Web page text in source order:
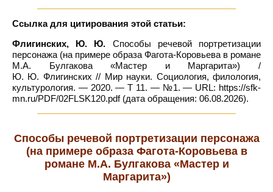
Ссылка для цитирования этой статьи:
Флигинских, Ю. Ю. Способы речевой портретизации
персонажа (на примере образа Фагота-Коровьева в романе
М.А. Булгакова «Мастер и Маргарита») /
Ю. Ю. Флигинских // Мир науки. Социология, филология,
культурология. — 2020. — Т 11. — №1. — URL: https://sfk-
mn.ru/PDF/02FLSK120.pdf (дата обращения: 06.08.2026).
Способы речевой портретизации персонажа
(на примере образа Фагота-Коровьева в
романе М.А. Булгакова «Мастер и
Маргарита»)